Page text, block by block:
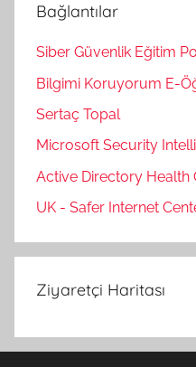
Bağlantılar
Siber Güvenlik Eğitim
Bilgimi Koruyorum E-
Sertaç Topal
Microsoft Security
Active Directory Health
UK - Safer Internet
Ziyaretçi Haritası